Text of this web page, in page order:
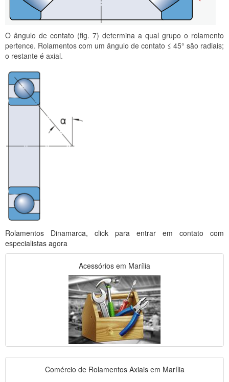
O ângulo de contato (fig. 7) determina a qual grupo o rolamento
pertence. Rolamentos com um ângulo de contato ≤ 45° são radiais;
o restante é axial.
Rolamentos Dinamarca, click para entrar em contato com
especialistas agora
Acessórios em Marília
Comércio de Rolamentos Axiais em Marília